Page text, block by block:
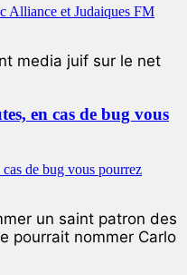
media juif sur le net
en cas de bug vous
un saint patron des
pourrait nommer Carlo